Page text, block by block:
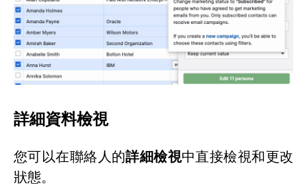
詳細資料檢視
您可以在聯絡人的詳細檢視中直接檢視和更改
狀態。